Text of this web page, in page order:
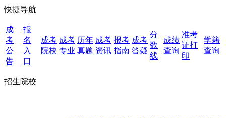
快捷导航
成
考
公
告
报
名
入
口
成考
院校
成考
专业
历年
真题
成考
资讯
报考
指南
成考
答疑
分
数
线
成绩
查询
准考
证打
印
学籍
查询
招生院校